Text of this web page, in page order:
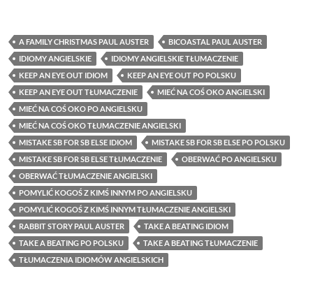
A FAMILY CHRISTMAS PAUL AUSTER
BICOASTAL PAUL AUSTER
IDIOMY ANGIELSKIE
IDIOMY ANGIELSKIE TŁUMACZENIE
KEEP AN EYE OUT IDIOM
KEEP AN EYE OUT PO POLSKU
KEEP AN EYE OUT TŁUMACZENIE
MIEĆ NA COŚ OKO ANGIELSKI
MIEĆ NA COŚ OKO PO ANGIELSKU
MIEĆ NA COŚ OKO TŁUMACZENIE ANGIELSKI
MISTAKE SB FOR SB ELSE IDIOM
MISTAKE SB FOR SB ELSE PO POLSKU
MISTAKE SB FOR SB ELSE TŁUMACZENIE
OBERWAĆ PO ANGIELSKU
OBERWAĆ TŁUMACZENIE ANGIELSKI
POMYLIĆ KOGOŚ Z KIMŚ INNYM PO ANGIELSKU
POMYLIĆ KOGOŚ Z KIMŚ INNYM TŁUMACZENIE ANGIELSKI
RABBIT STORY PAUL AUSTER
TAKE A BEATING IDIOM
TAKE A BEATING PO POLSKU
TAKE A BEATING TŁUMACZENIE
TŁUMACZENIA IDIOMÓW ANGIELSKICH